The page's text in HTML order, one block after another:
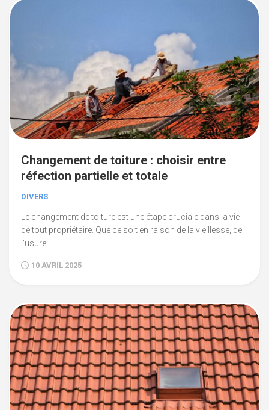
Changement de toiture : choisir entre
réfection partielle et totale
DIVERS
Le changement de toiture est une étape cruciale dans la vie
de tout propriétaire. Que ce soit en raison de la vieillesse, de
l’usure...
10 AVRIL 2025